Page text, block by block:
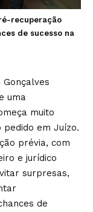
recuperação
de sucesso na
Gonçalves
uma
muito
em Juízo.
prévia, com
e jurídico
surpresas,
de